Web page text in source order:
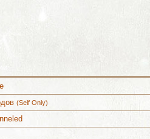
(Self Only)